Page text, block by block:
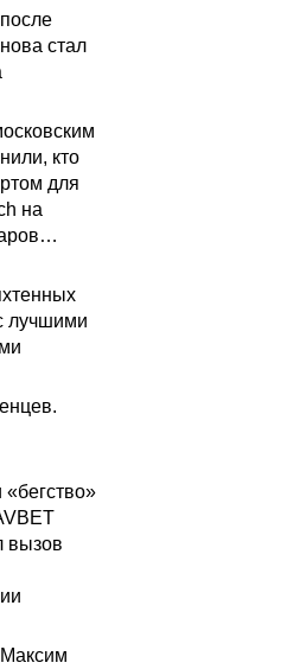
стал
кто
для
на
лучшими
вызов